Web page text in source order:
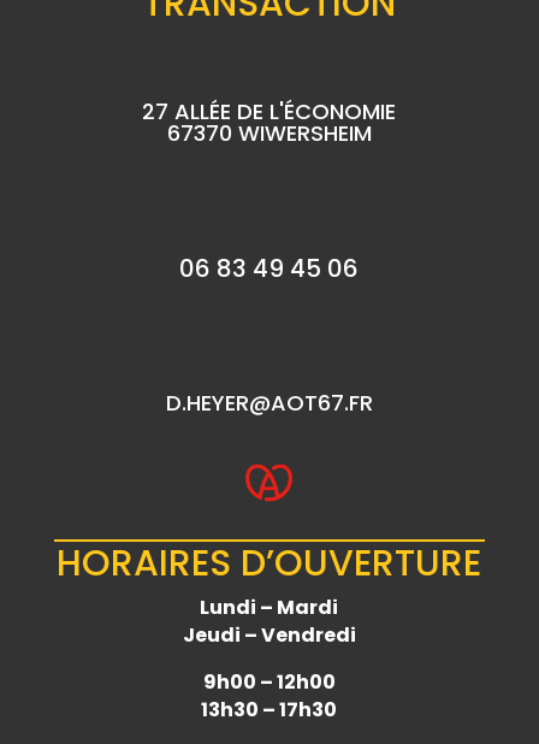
27 ALLÉE DE L'ÉCONOMIE
67370 WIWERSHEIM
06 83 49 45 06
D.HEYER@AOT67.FR
HORAIRES D’OUVERTURE
Lundi – Mardi
Jeudi – Vendredi
9h00 – 12h00
13h30 – 17h30